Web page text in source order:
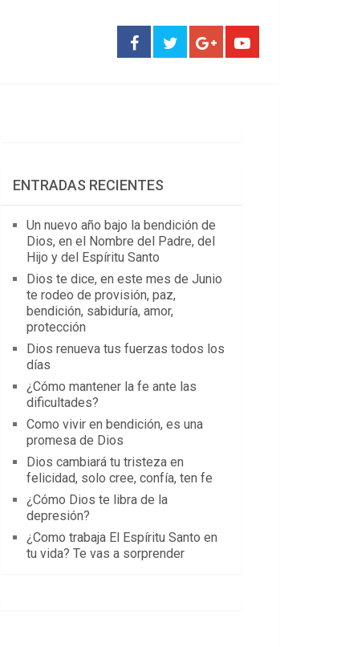
ENTRADAS RECIENTES
Un nuevo año bajo la bendición de
Dios, en el Nombre del Padre, del
Hijo y del Espíritu Santo
Dios te dice, en este mes de Junio
te rodeo de provisión, paz,
bendición, sabiduría, amor,
protección
Dios renueva tus fuerzas todos los
días
¿Cómo mantener la fe ante las
dificultades?
Como vivir en bendición, es una
promesa de Dios
Dios cambiará tu tristeza en
felicidad, solo cree, confía, ten fe
¿Cómo Dios te libra de la
depresión?
¿Como trabaja El Espíritu Santo en
tu vida? Te vas a sorprender